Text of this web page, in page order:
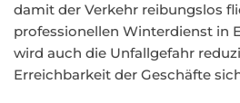
damit der Verkehr reibungslos
professionellen Winterdienst in
wird auch die Unfallgefahr
Erreichbarkeit der Geschäfte